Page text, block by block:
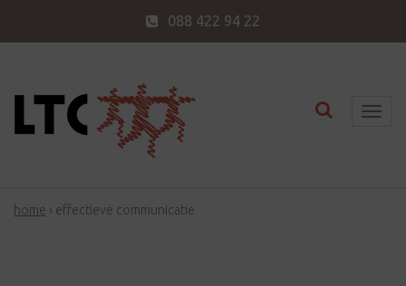
088 422 94 22
T
Toggle
home › effectieve communicatie